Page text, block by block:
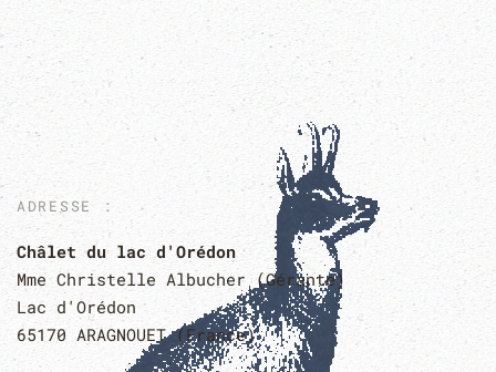
ADRESSE :
Châlet du lac d'Orédon
Mme Christelle Albucher (Gérante)
Lac d'Orédon
65170 ARAGNOUET (France)